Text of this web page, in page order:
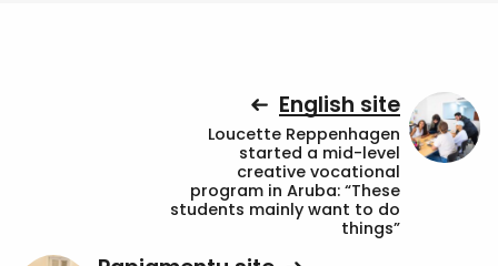
English site
Loucette Reppenhagen
started a mid-level
creative vocational
program in Aruba: “These
students mainly want to do
things”